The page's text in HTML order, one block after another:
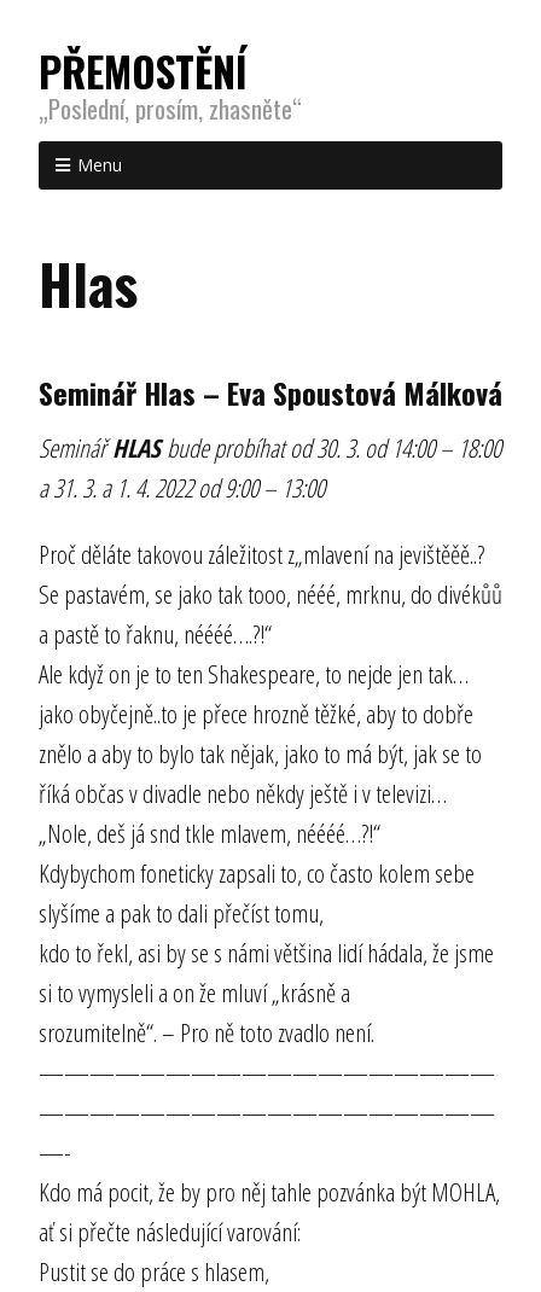
PŘEMOSTĚNÍ
„Poslední, prosím, zhasněte“
Menu
Hlas
Seminář Hlas – Eva Spoustová Málková
SeminářHLASbude probíhat od 30. 3. od 14:00 – 18:00
a 31. 3. a 1. 4. 2022 od 9:00 – 13:00
Proč děláte takovou záležitost z„mlavení na jevištěěě..?
Se pastavém, se jako tak tooo, nééé, mrknu, do divékůů
a pastě to řaknu, néééé….?!“
Ale když on je to ten Shakespeare, to nejde jen tak…
jako obyčejně..to je přece hrozně těžké, aby to dobře
znělo a aby to bylo tak nějak, jako to má být, jak se to
říká občas v divadle nebo někdy ještě i v televizi…
„Nole, deš já snd tkle mlavem, néééé…?!“
Kdybychom foneticky zapsali to, co často kolem sebe
slyšíme a pak to dali přečíst tomu,
kdo to řekl, asi by se s námi většina lidí hádala, že jsme
si to vymysleli a on že mluví „krásně a
srozumitelně“. – Pro ně toto zvadlo není.
——————————————————
——————————————————
—-
Kdo má pocit, že by pro něj tahle pozvánka být MOHLA,
ať si přečte následující varování:
Pustit se do práce s hlasem,